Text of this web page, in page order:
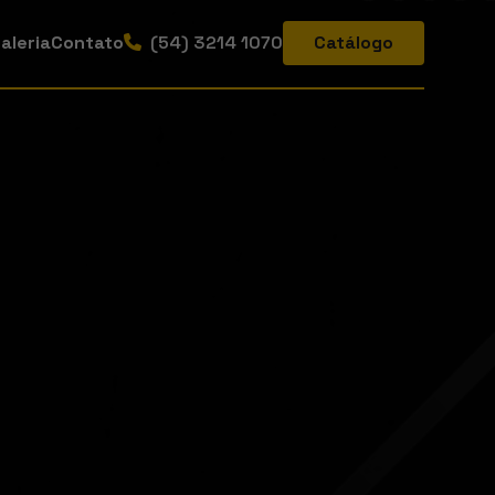
Contato (54) 3214 1070 Catálogo